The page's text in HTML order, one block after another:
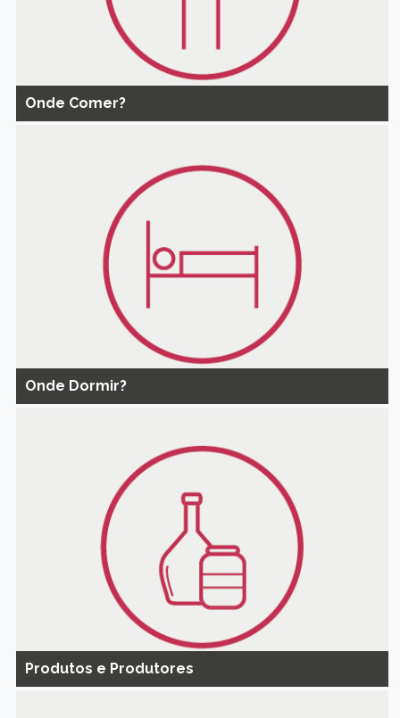
Onde Comer?
Onde Dormir?
Produtos e Produtores